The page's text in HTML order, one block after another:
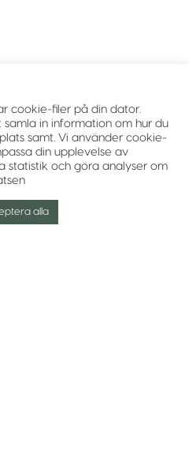
cookie-filer på din dator.
in information om hur du
samt. Vi använder cookie-
din upplevelse av
statistik och göra analyser om
alla